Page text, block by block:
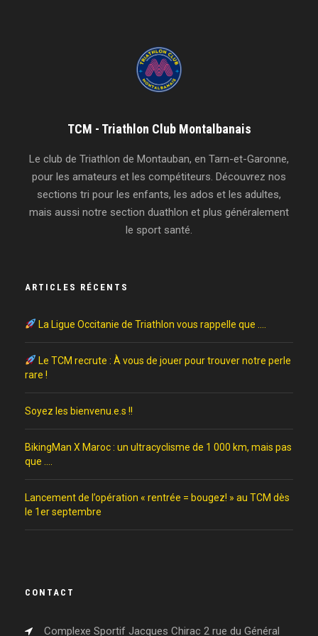
TCM - Triathlon Club Montalbanais
Le club de Triathlon de Montauban, en Tarn-et-Garonne,
pour les amateurs et les compétiteurs. Découvrez nos
sections tri pour les enfants, les ados et les adultes,
mais aussi notre section duathlon et plus généralement
le sport santé.
ARTICLES RÉCENTS
La Ligue Occitanie de Triathlon vous rappelle que ….
Le TCM recrute : À vous de jouer pour trouver notre perle
rare !
Soyez les bienvenu.e.s !!
BikingMan X Maroc : un ultracyclisme de 1 000 km, mais pas
que ….
Lancement de l’opération « rentrée = bougez! » au TCM dès
le 1er septembre
CONTACT
Complexe Sportif Jacques Chirac 2 rue du Général